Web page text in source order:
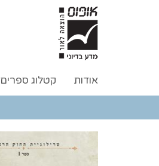
אודות קטלוג ספרים